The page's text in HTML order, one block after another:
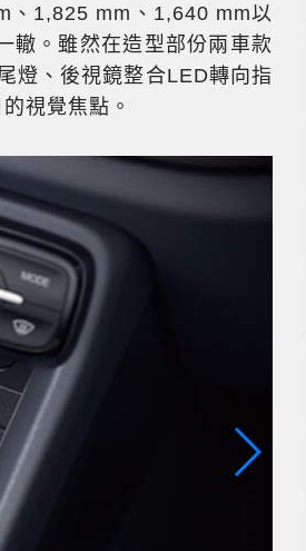
、1,825 mm、1,640 mm以
轍。雖然在造型部份兩車款
燈、後視鏡整合LED轉向指
視覺焦點。